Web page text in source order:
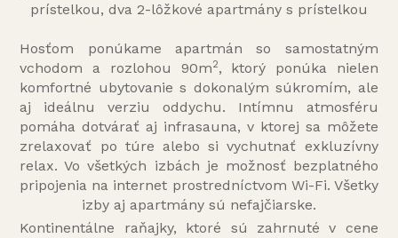
prístelkou, dva 2-lôžkové apartmány s prístelkou
Hosťom ponúkame apartmán so samostatným
vchodom a rozlohou 90m2, ktorý ponúka nielen
komfortné ubytovanie s dokonalým súkromím, ale
aj ideálnu verziu oddychu. Intímnu atmosféru
pomáha dotvárať aj infrasauna, v ktorej sa môžete
zrelaxovať po túre alebo si vychutnať exkluzívny
relax. Vo všetkých izbách je možnosť bezplatného
pripojenia na internet prostredníctvom Wi-Fi. Všetky
izby aj apartmány sú nefajčiarske.
Kontinentálne raňajky, ktoré sú zahrnuté v cene